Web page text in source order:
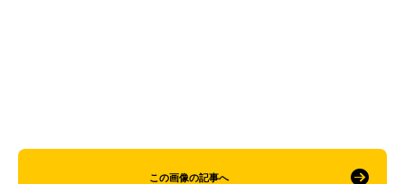
この画像の記事へ